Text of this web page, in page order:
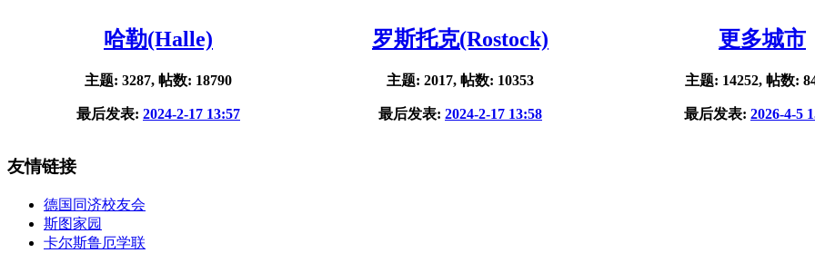
哈勒(Halle)
主题: 3287, 帖数: 18790
最后发表: 2024-2-17 13:57
罗斯托克(Rostock)
主题: 2017, 帖数: 10353
最后发表: 2024-2-17 13:58
更多城市
主题: 14252, 帖数:
最后发表: 2026-4-5
友情链接
德国同济校友会
斯图家园
卡尔斯鲁厄学联